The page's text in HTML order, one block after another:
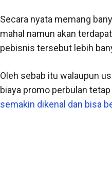
Secara nyata memang
mahal namun akan
pebisnis tersebut lebih
Oleh sebab itu walaupun
biaya promo perbulan
semakin dikenal dan bisa